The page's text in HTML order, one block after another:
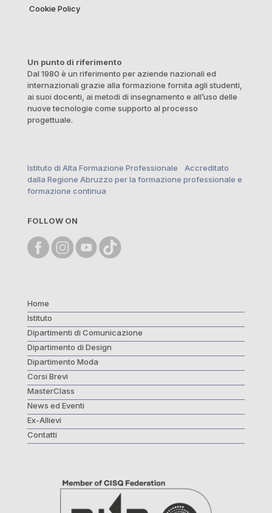
Cookie Policy
Un punto di riferimento
Dal 1980 è un riferimento per aziende nazionali ed
internazionali grazie alla formazione fornita agli studenti,
ai suoi docenti, ai metodi di insegnamento e all’uso delle
nuove tecnologie come supporto al processo
progettuale.
Istituto di Alta Formazione Professionale Accreditato
dalla Regione Abruzzo per la formazione professionale e
formazione continua
FOLLOW ON
Home
Istituto
Dipartimenti di Comunicazione
Dipartimento di Design
Dipartimento Moda
Corsi Brevi
MasterClass
News ed Eventi
Ex-Allievi
Contatti